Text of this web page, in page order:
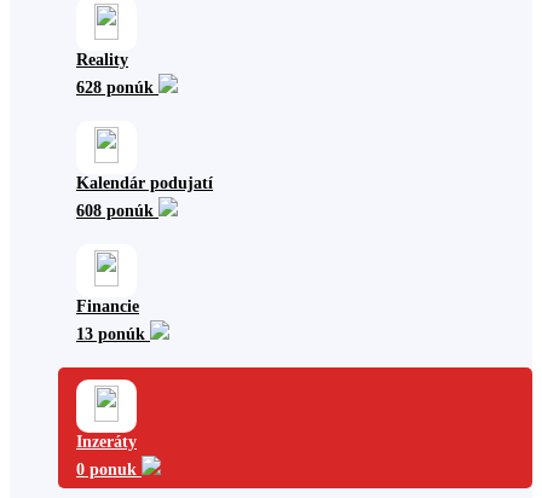
Reality
628 ponúk
Kalendár podujatí
608 ponúk
Financie
13 ponúk
Inzeráty
0 ponuk